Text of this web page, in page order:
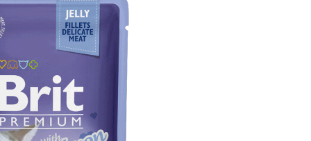
آرایشی و بهداشتی گربه
آرایشی